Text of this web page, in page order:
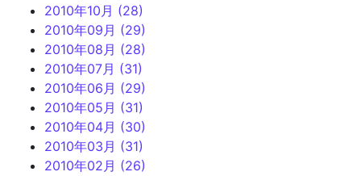
2010年10月 (28)
2010年09月 (29)
2010年08月 (28)
2010年07月 (31)
2010年06月 (29)
2010年05月 (31)
2010年04月 (30)
2010年03月 (31)
2010年02月 (26)